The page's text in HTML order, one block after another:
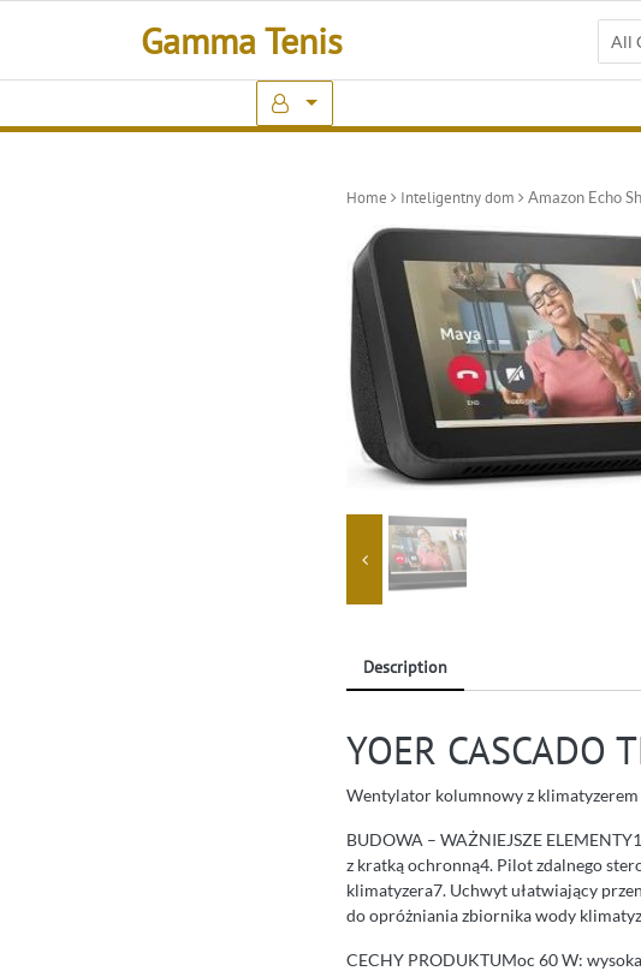
Gamma Tenis
Home Inteligentny dom Amazon Echo
Description
YOER CASCADO
Wentylator kolumnowy z klimatyzerem
BUDOWA – WAŻNIEJSZE
z kratką ochronną4. Pilot zdalnego
klimatyzera7. Uchwyt ułatwiający
do opróżniania zbiornika wody
CECHY PRODUKTUMoc 60 W: